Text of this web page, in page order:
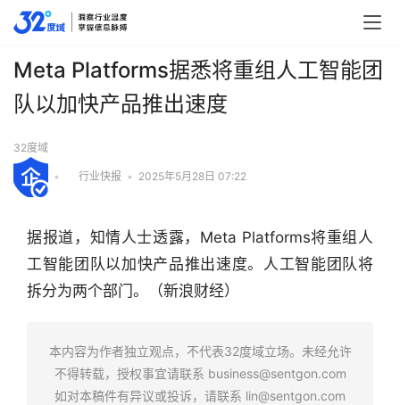
Meta Platforms据悉将重组人工智能团
队以加快产品推出速度
32度域
• 行业快报 • 2025年5月28日 07:22
据报道，知情人士透露，Meta Platforms将重组人
工智能团队以加快产品推出速度。人工智能团队将
拆分为两个部门。（新浪财经）
本内容为作者独立观点，不代表32度域立场。未经允许
不得转载，授权事宜请联系 business@sentgon.com
如对本稿件有异议或投诉，请联系 lin@sentgon.com